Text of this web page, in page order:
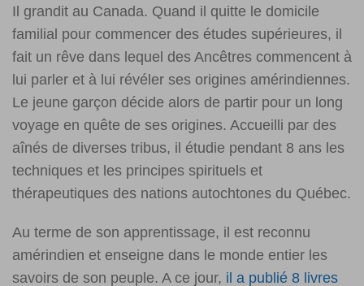
Il grandit au Canada. Quand il quitte le domicile
familial pour commencer des études supérieures, il
fait un rêve dans lequel des Ancêtres commencent à
lui parler et à lui révéler ses origines amérindiennes.
Le jeune garçon décide alors de partir pour un long
voyage en quête de ses origines. Accueilli par des
aînés de diverses tribus, il étudie pendant 8 ans les
techniques et les principes spirituels et
thérapeutiques des nations autochtones du Québec.
Au terme de son apprentissage, il est reconnu
amérindien et enseigne dans le monde entier les
savoirs de son peuple. A ce jour, il a publié 8 livres